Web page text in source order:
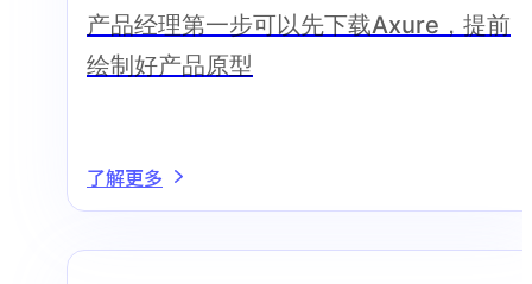
产品经理第一步可以先下载Axure，提前
绘制好产品原型
了解更多